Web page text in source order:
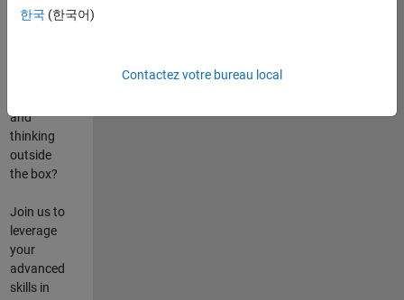
Do you
and
thinking
outside
the box?
Join us to
leverage
your
advanced
skills in
한국 (한국어)
Contactez votre bureau local